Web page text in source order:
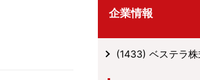
企業情報
(1433) ベステラ株